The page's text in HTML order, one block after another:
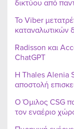
δικτύου από
Το Viber
καταναλωτικών
Radisson και
ChatGPT
Η Thales Alenia
αποστολή
Ο Όμιλος CSG
τον εναέριο